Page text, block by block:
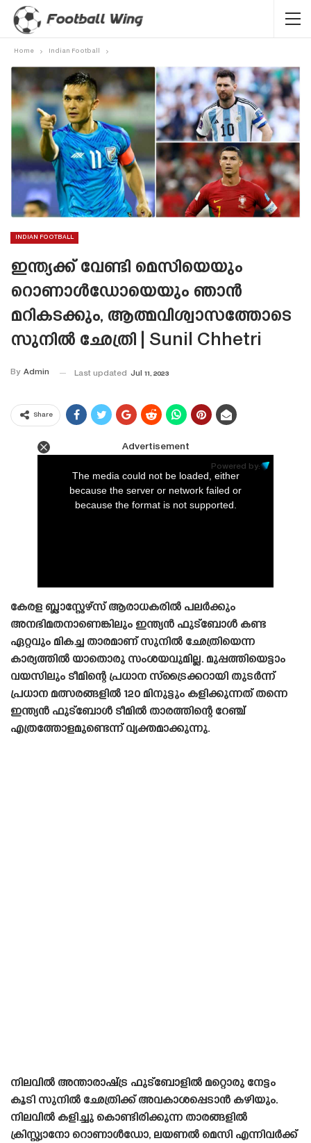
Home Indian Football
INDIAN FOOTBALL
ഇന്ത്യക്ക് വേണ്ടി മെസിയെയും
റൊണാൾഡോയെയും ഞാൻ
മറികടക്കും, ആത്മവിശ്വാസത്തോടെ
സുനിൽ ഛേത്രി | Sunil Chhetri
By Admin Last updated Jul 11, 2023
Share
Advertisement
Powered by:
The media could not be loaded, either
because the server or network failed or
because the format is not supported.
കേരള ബ്ലാസ്റ്റേഴ്‌സ് ആരാധകരിൽ പലർക്കും
അനഭിമതനാണെങ്കിലും ഇന്ത്യൻ ഫുട്ബോൾ കണ്ട
ഏറ്റവും മികച്ച താരമാണ് സുനിൽ ഛേത്രിയെന്ന
കാര്യത്തിൽ യാതൊരു സംശയവുമില്ല. മുപ്പത്തിയെട്ടാം
വയസിലും ടീമിന്റെ പ്രധാന സ്‌ട്രൈക്കറായി തുടർന്ന്
പ്രധാന മത്സരങ്ങളിൽ 120 മിനുട്ടും കളിക്കുന്നത് തന്നെ
ഇന്ത്യൻ ഫുട്ബോൾ ടീമിൽ താരത്തിന്റെ റേഞ്ച്
എത്രത്തോളമുണ്ടെന്ന് വ്യക്തമാക്കുന്നു.
നിലവിൽ അന്താരാഷ്‌ട്ര ഫുട്ബോളിൽ മറ്റൊരു നേട്ടം
കൂടി സുനിൽ ഛേത്രിക്ക് അവകാശപ്പെടാൻ കഴിയും.
നിലവിൽ കളിച്ചു കൊണ്ടിരിക്കുന്ന താരങ്ങളിൽ
ക്രിസ്റ്റ്യാനോ റൊണാൾഡോ, ലയണൽ മെസി എന്നിവർക്ക്